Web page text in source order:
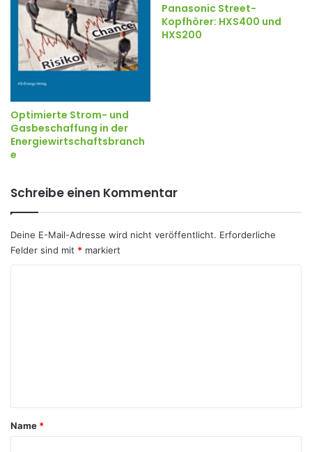
Optimierte Strom- und
Gasbeschaffung in der
Energiewirtschaftsbranch
e
Panasonic Street-
Kopfhörer: HXS400 und
HXS200
Schreibe einen Kommentar
Deine E-Mail-Adresse wird nicht veröffentlicht. Erforderliche
Felder sind mit * markiert
a
Name *